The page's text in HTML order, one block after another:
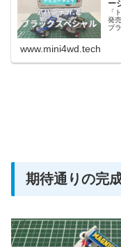
ー
「
発
ブ
www.mini4wd.tech
期待通りの完